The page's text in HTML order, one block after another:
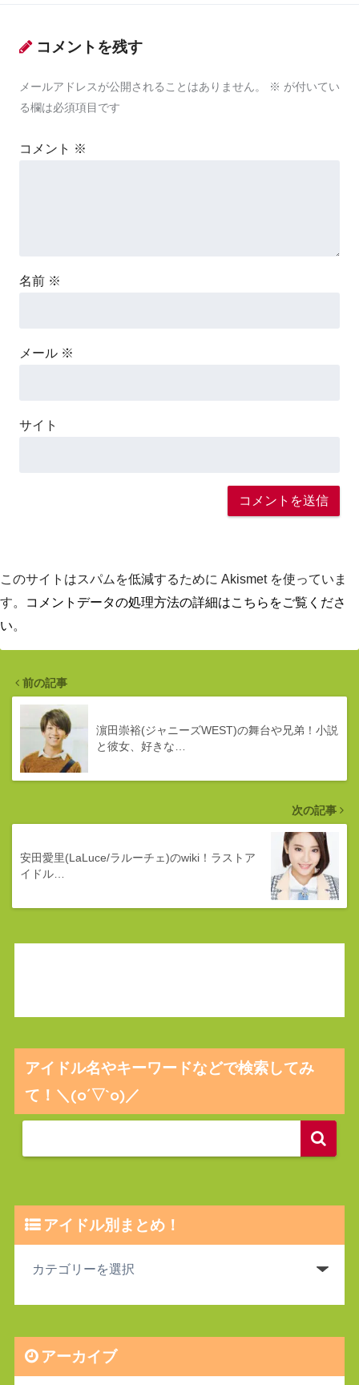
コメントを残す
メールアドレスが公開されることはありません。 ※ が付いてい
る欄は必須項目です
コメント ※
名前 ※
メール ※
サイト
このサイトはスパムを低減するために Akismet を使っていま
す。
コメントデータの処理方法の詳細はこちらをご覧くださ
い。
前の記事
濵田崇裕(ジャニーズWEST)の舞台や兄弟！小説
と彼女、好きな…
次の記事
安田愛里(LaLuce/ラルーチェ)のwiki！ラストア
イドル…
アイドル名やキーワードなどで検索してみ
て！＼(o´▽`o)／
アイドル別まとめ！
アーカイブ